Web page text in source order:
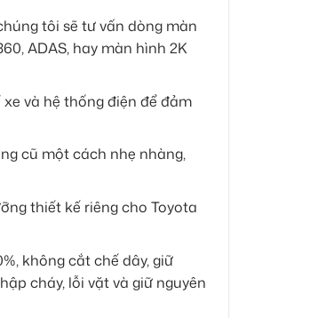
tôi sẽ tư vấn dòng màn
ADAS, hay màn hình 2K
và hệ thống điện để đảm
cũ một cách nhẹ nhàng,
thiết kế riêng cho Toyota
không cắt chế dây, giữ
cháy, lỗi vặt và giữ nguyên